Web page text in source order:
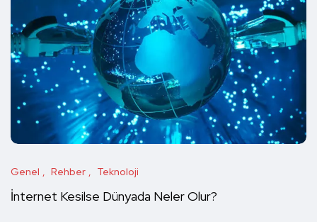
Genel Rehber Teknoloji
İnternet Kesilse Dünyada Neler Olur?